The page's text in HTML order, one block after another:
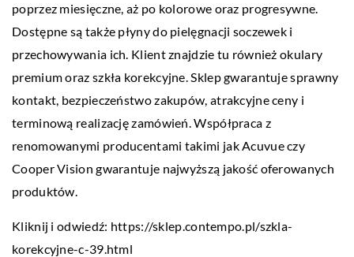
poprzez miesięczne, aż po kolorowe oraz progresywne.
Dostępne są także płyny do pielęgnacji soczewek i
przechowywania ich. Klient znajdzie tu również okulary
premium oraz szkła korekcyjne. Sklep gwarantuje sprawny
kontakt, bezpieczeństwo zakupów, atrakcyjne ceny i
terminową realizację zamówień. Współpraca z
renomowanymi producentami takimi jak Acuvue czy
Cooper Vision gwarantuje najwyższą jakość oferowanych
produktów.
Kliknij i odwiedź: https://sklep.contempo.pl/szkla-
korekcyjne-c-39.html